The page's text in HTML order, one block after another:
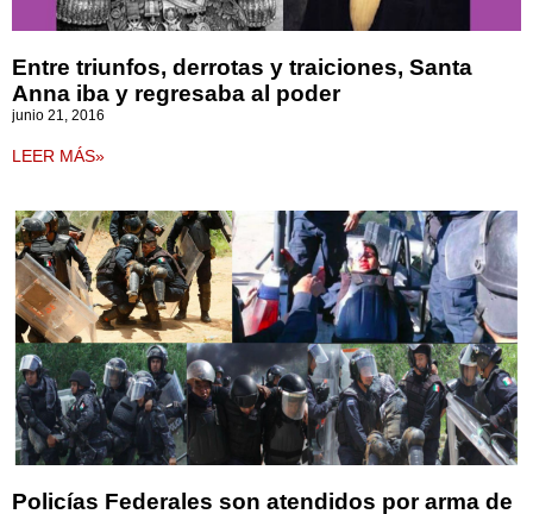
Entre triunfos, derrotas y traiciones, Santa
Anna iba y regresaba al poder
junio 21, 2016
LEER MÁS»
Policías Federales son atendidos por arma de